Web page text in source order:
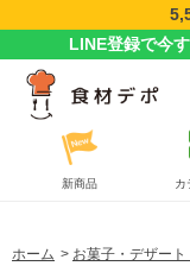
LINE登録で今
新商品 カ
ホーム > お菓子・デザー